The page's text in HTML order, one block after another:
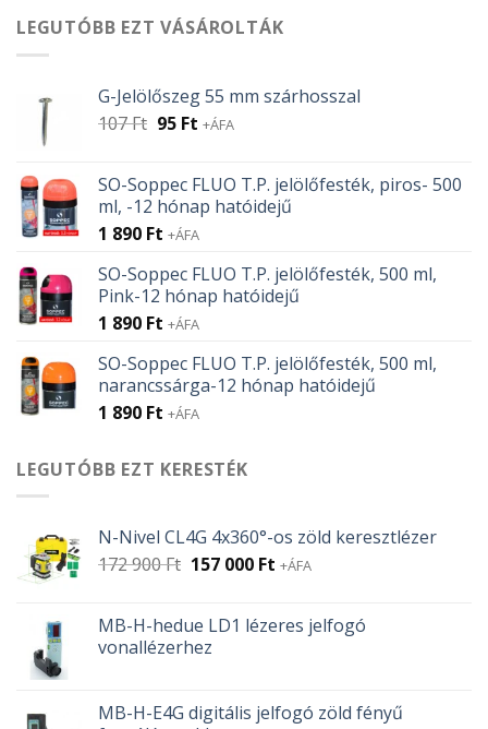
LEGUTÓBB EZT VÁSÁROLTÁK
G-Jelölőszeg 55 mm szárhosszal
107Ft Original
107 Ft.
95 FtCurrent
95 Ft.
+ÁFA
SO-Soppec FLUO T.P. jelölőfesték, piros- 500
ml, -12 hónap hatóidejű
1 890 Ft +ÁFA
SO-Soppec FLUO T.P. jelölőfesték, 500 ml,
Pink-12 hónap hatóidejű
1 890 Ft +ÁFA
SO-Soppec FLUO T.P. jelölőfesték, 500 ml,
narancssárga-12 hónap hatóidejű
1 890 Ft +ÁFA
LEGUTÓBB EZT KERESTÉK
N-Nivel CL4G 4x360°-os zöld keresztlézer
172 900Ft Original
172
900 Ft.
157 000 FtCurrent
157
+ÁFA
MB-H-hedue LD1 lézeres jelfogó
vonallézerhez
MB-H-E4G digitális jelfogó zöld fényű